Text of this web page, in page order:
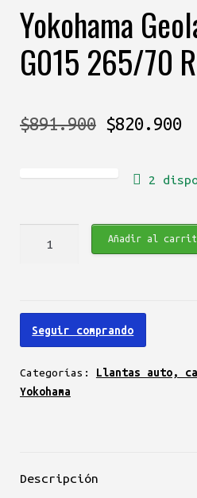
Yokohama
G015 265/70
$891.900 El
original
$891.900.
$820.900El
2
265/70
R16
111T
cantidad
Añadir al
Seguir comprando
Categorías: Llantas auto,
Yokohama
Descripción